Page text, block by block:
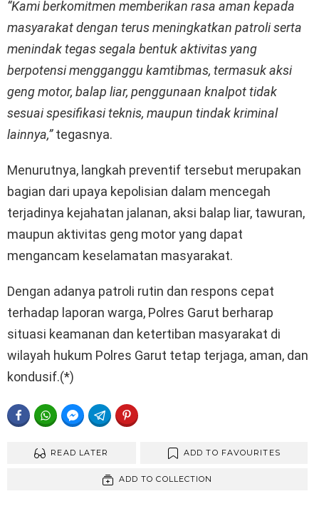
“Kami berkomitmen memberikan rasa aman kepada
masyarakat dengan terus meningkatkan patroli serta
menindak tegas segala bentuk aktivitas yang
berpotensi mengganggu kamtibmas, termasuk aksi
geng motor, balap liar, penggunaan knalpot tidak
sesuai spesifikasi teknis, maupun tindak kriminal
lainnya,”tegasnya.
Menurutnya, langkah preventif tersebut merupakan
bagian dari upaya kepolisian dalam mencegah
terjadinya kejahatan jalanan, aksi balap liar, tawuran,
maupun aktivitas geng motor yang dapat
mengancam keselamatan masyarakat.
Dengan adanya patroli rutin dan respons cepat
terhadap laporan warga, Polres Garut berharap
situasi keamanan dan ketertiban masyarakat di
wilayah hukum Polres Garut tetap terjaga, aman, dan
kondusif.(*)
FACEBOOKWHATSAPPFACEBOOK MESSENGER
TELEGRAM
READ LATER ADD TO FAVOURITES
ADD TO COLLECTION